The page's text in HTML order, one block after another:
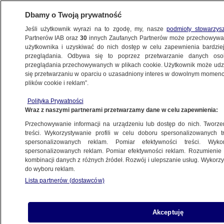
POLSKA
której nie obraził Kaczyński?", prezes PiS
"oderwany od rzeczywistości"
6.11.2022, 08:47
Udostępnij
Dbamy o Twoją prywatność
Jeśli użytkownik wyrazi na to zgodę, my, naszepodmioty
Partnerów IAB oraz30 innych Zaufanych Partnerów może
użytkownika i uzyskiwać do nich dostęp w celu zapewnienia
przeglądania. Odbywa się to poprzez przetwarzanie danych
przeglądania przechowywanych w plikach cookie. Użytkownik może
się przetwarzaniu w oparciu o uzasadniony interes w dowolnym
plików cookie i reklam”.
Polityka Prywatności
Wraz z naszymi partnerami przetwarzamy dane w celu zapewnienia:
Przechowywanie informacji na urządzeniu lub dostęp do nich.
treści. Wykorzystywanie profili w celu doboru spersonalizowanych
spersonalizowanych reklam. Pomiar efektywności treści.
spersonalizowanych reklam. Pomiar efektywności reklam.
kombinacji danych z różnych źródeł. Rozwój i ulepszanie usług.
do wyboru reklam.
Lista partnerów (dostawców)
Akceptuję